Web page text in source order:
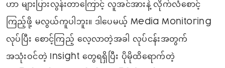
ဟာ များပြားလွန်းတာကြောင့် လူအင်အားနဲ့ လိုက်လံစောင့်
ကြည့်ဖို့ မလွယ်ကူပါဘူး။ ဒါပေမယ့် Media Monitoring
လုပ်ပြီး စောင့်ကြည့် လေ့လာတဲ့အခါ လုပ်ငန်းအတွက်
အသုံးဝင်တဲ့ Insight တွေရရှိပြီး ပိုမိုထိရောက်တဲ့